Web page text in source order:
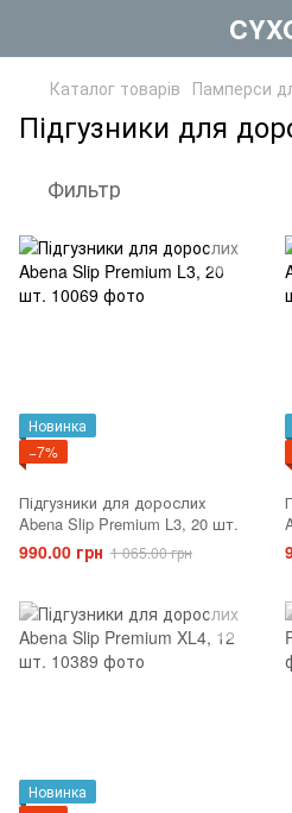
Каталог товарів Памперси
Підгузники для
Фильтр
Новинка
−7%
Підгузники для дорослих
Abena Slip Premium L3, 20 шт.
990.00 грн 1 065.00 грн
Новинка